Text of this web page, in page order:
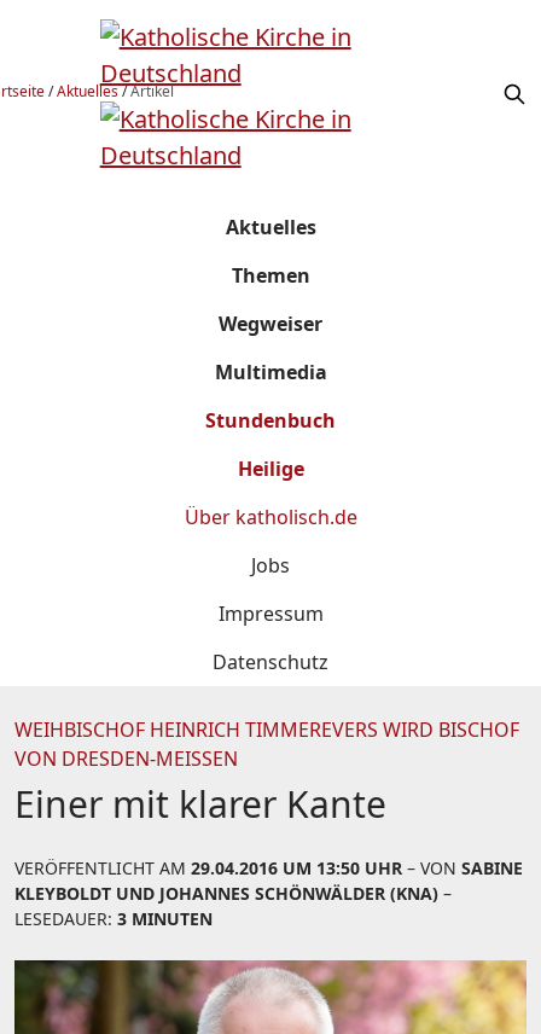
/Aktuelles/Artikel
Aktuelles
Themen
Wegweiser
Multimedia
Stundenbuch
Heilige
Über katholisch.de
Jobs
Impressum
Datenschutz
WEIHBISCHOF HEINRICH TIMMEREVERS WIRD BISCHOF
VON DRESDEN-MEISSEN
Einer mit klarer Kante
VERÖFFENTLICHT AM 29.04.2016 UM 13:50 UHR – VON SABINE
KLEYBOLDT UND JOHANNES SCHÖNWÄLDER (KNA) –
LESEDAUER: 3 MINUTEN